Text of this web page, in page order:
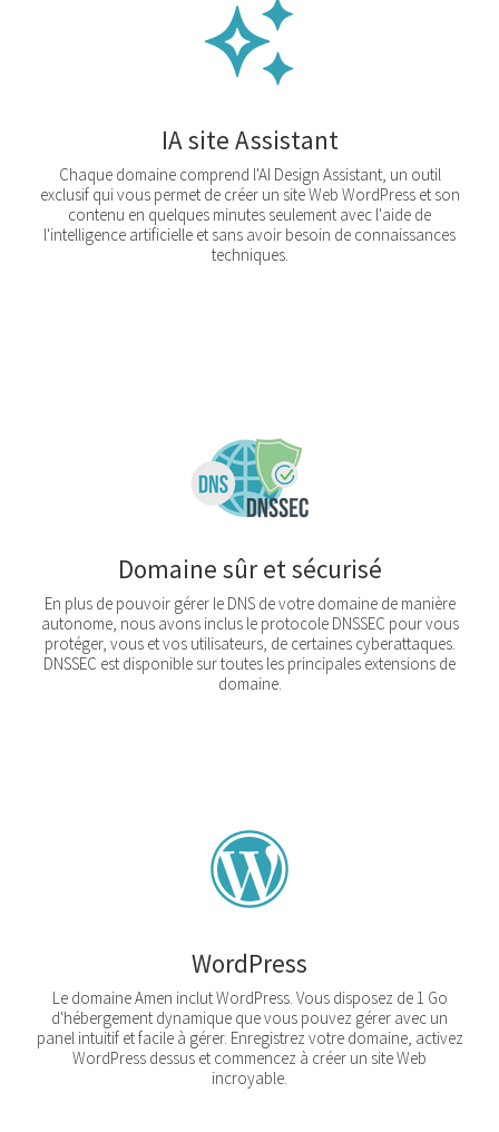
IA site Assistant
Chaque domaine comprend l'AI Design Assistant, un outil
exclusif qui vous permet de créer un site Web WordPress et son
contenu en quelques minutes seulement avec l'aide de
l'intelligence artificielle et sans avoir besoin de connaissances
techniques.
Domaine sûr et sécurisé
En plus de pouvoir gérer le DNS de votre domaine de manière
autonome, nous avons inclus le protocole DNSSEC pour vous
protéger, vous et vos utilisateurs, de certaines cyberattaques.
DNSSEC est disponible sur toutes les principales extensions de
domaine.
WordPress
Le domaine Amen inclut WordPress. Vous disposez de 1 Go
d'hébergement dynamique que vous pouvez gérer avec un
panel intuitif et facile à gérer. Enregistrez votre domaine, activez
WordPress dessus et commencez à créer un site Web
incroyable.